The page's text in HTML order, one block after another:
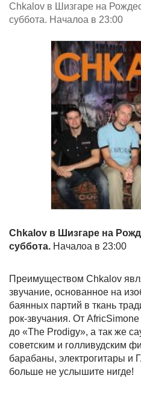
Chkalov в Шизгаре на
суббота. Началоа в 23:00
Chkalov в Шизгаре на
суббота. Началоа в 23:00
Преимуществом Chkalov
звучание, основанное на
баянных партий в ткань
рок-звучания. От
до «The Prodigy», а так же
советским и голливудским
барабаны, электрогитары
больше не услышите нигде!